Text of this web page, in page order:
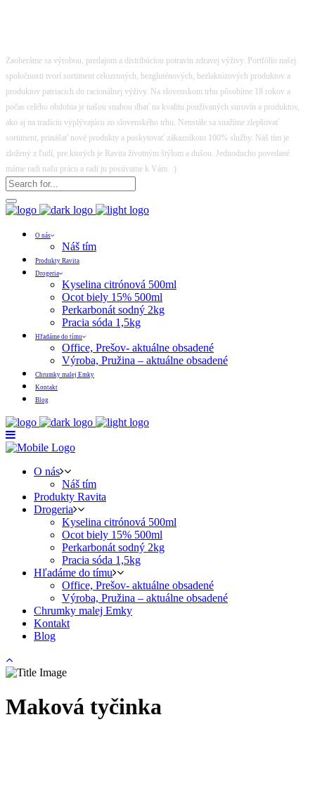
Zaoberáme sa výrobou, predajom a distribúciou potravín zdravej výživy. Portfólio našej
spoločnosti tvorí sortiment celozrnných, bezgluténových, bezlaktózových produktov a
produktov patriacich do racionálnej výživy. Na slovenskom trhu pôsobíme 18 rokov a
počas celého obdobia je našou snahou dbať na kvalitu používaných surovín a produktov,
ako aj na tradíciu vyplývajúcu zo slovenského trhu. Neustále sa snažíme zlepšovať
sortiment, prinášať nové produkty a poskytovať zákazníkom 100% služby. Náš tím je
zložený z ľudí, pre ktorých je Ravita životným štýlom a dušou. Jednoducho povedané
máme radi našu prácu a radi ju posúvame k Vám. :)
O nás
Náš tím
Produkty Ravita
Drogeria
Kyselina citrónová 500ml
Ocot biely 15% 500ml
Perkarbonát sodný 2kg
Pracia sóda 1,5kg
Hľadáme do tímu
Office, Prešov- aktuálne obsadené
Výroba, Pružina – aktuálne obsadené
Chrumky malej Emky
Kontakt
Blog
O nás
Náš tím
Produkty Ravita
Drogeria
Kyselina citrónová 500ml
Ocot biely 15% 500ml
Perkarbonát sodný 2kg
Pracia sóda 1,5kg
Hľadáme do tímu
Office, Prešov- aktuálne obsadené
Výroba, Pružina – aktuálne obsadené
Chrumky malej Emky
Kontakt
Blog
Maková tyčinka